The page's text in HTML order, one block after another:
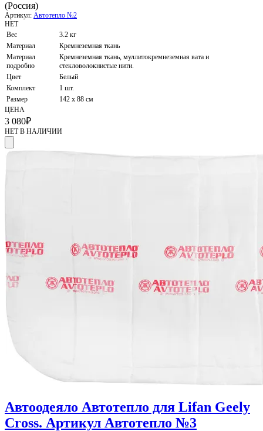
(Россия)
Артикул: Автотепло №2
НЕТ
Вес
3.2 кг
Материал
Кремнеземная ткань
Материал
подробно
Кремнеземная ткань, муллитокремнеземная вата и
стекловолокнистые нити.
Цвет
Белый
Комплект
1 шт.
Размер
142 х 88 см
ЦЕНА
3 080₽
НЕТ В НАЛИЧИИ
Автоодеяло Автотепло для Lifan Geely
Cross. Артикул Автотепло №3